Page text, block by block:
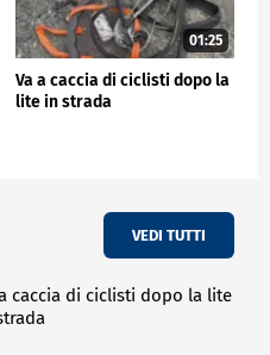
01:25
Va a caccia di ciclisti dopo la
lite in strada
VEDI TUTTI
caccia di ciclisti dopo la lite